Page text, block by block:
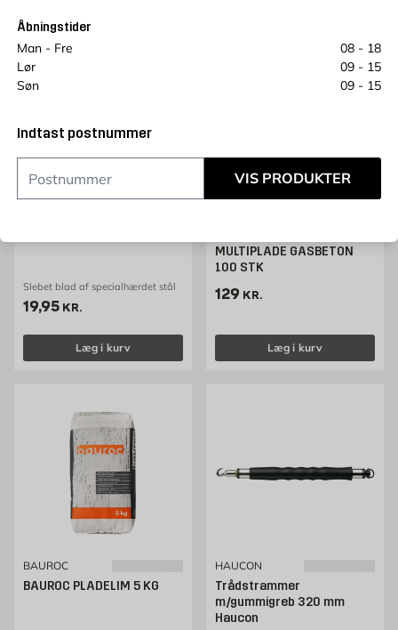
Åbningstider
Man - Fre
08 - 18
Lør
09 - 15
Søn
09 - 15
Indtast postnummer
VIS PRODUKTER
Slebet blad af specialhærdet stål
Pris 19.95 kr. /stk
19,95 KR.
Læg i kurv
MULTIPLADE GASBETON
100 STK
Pris 129 kr. /stk
129 KR.
Læg i kurv
BAUROC
BAUROC PLADELIM 5 KG
HAUCON
Trådstrammer
m/gummigreb 320 mm
Haucon